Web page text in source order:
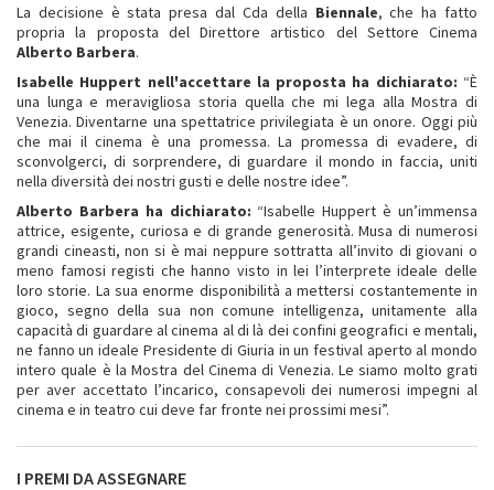
La decisione è stata presa dal Cda della Biennale, che ha fatto
propria la proposta del Direttore artistico del Settore Cinema
Alberto Barbera.
Isabelle Huppert nell'accettare la proposta ha dichiarato: “È
una lunga e meravigliosa storia quella che mi lega alla Mostra di
Venezia. Diventarne una spettatrice privilegiata è un onore. Oggi più
che mai il cinema è una promessa. La promessa di evadere, di
sconvolgerci, di sorprendere, di guardare il mondo in faccia, uniti
nella diversità dei nostri gusti e delle nostre idee”.
Alberto Barbera ha dichiarato: “Isabelle Huppert è un’immensa
attrice, esigente, curiosa e di grande generosità. Musa di numerosi
grandi cineasti, non si è mai neppure sottratta all’invito di giovani o
meno famosi registi che hanno visto in lei l’interprete ideale delle
loro storie. La sua enorme disponibilità a mettersi costantemente in
gioco, segno della sua non comune intelligenza, unitamente alla
capacità di guardare al cinema al di là dei confini geografici e mentali,
ne fanno un ideale Presidente di Giuria in un festival aperto al mondo
intero quale è la Mostra del Cinema di Venezia. Le siamo molto grati
per aver accettato l’incarico, consapevoli dei numerosi impegni al
cinema e in teatro cui deve far fronte nei prossimi mesi”.
I PREMI DA ASSEGNARE